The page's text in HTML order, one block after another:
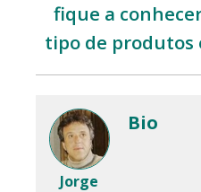
fique a
tipo de produtos
Jorge
Bio